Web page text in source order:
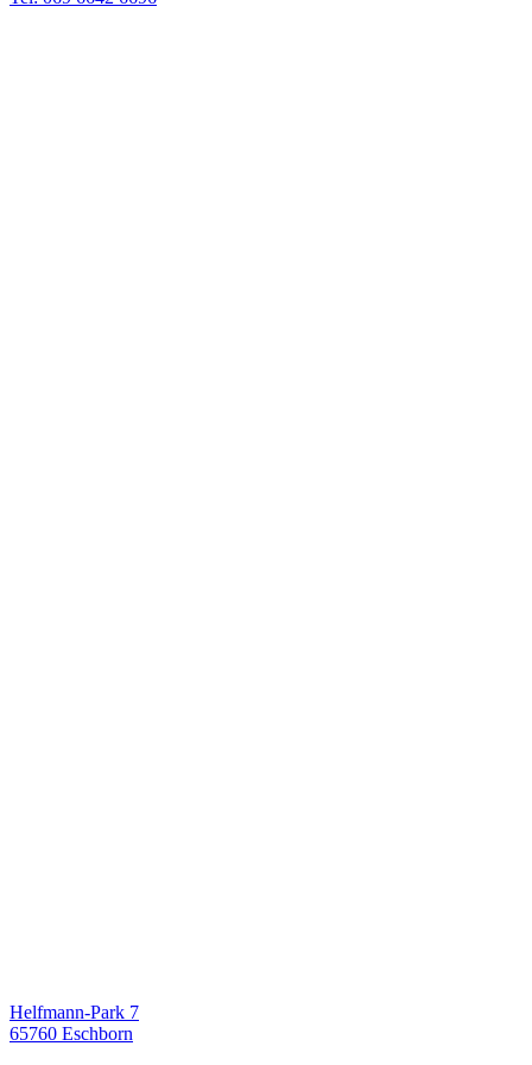
Helfmann-Park 7
65760 Eschborn